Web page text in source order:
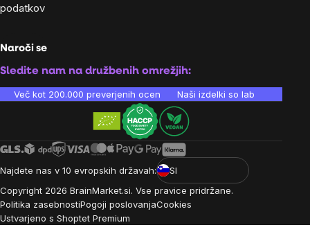
podatkov
Naroči se
Sledite nam na družbenih omrežjih:
Več kot 200.000 preverjenih ocen Naši izdelki so laboratorijsko
Najdete nas v 10 evropskih državah:
SI
Copyright 2026 BrainMarket.si. Vse pravice pridržane.
Politika zasebnostiPogoji poslovanjaCookies
Ustvarjeno s Shoptet Premium